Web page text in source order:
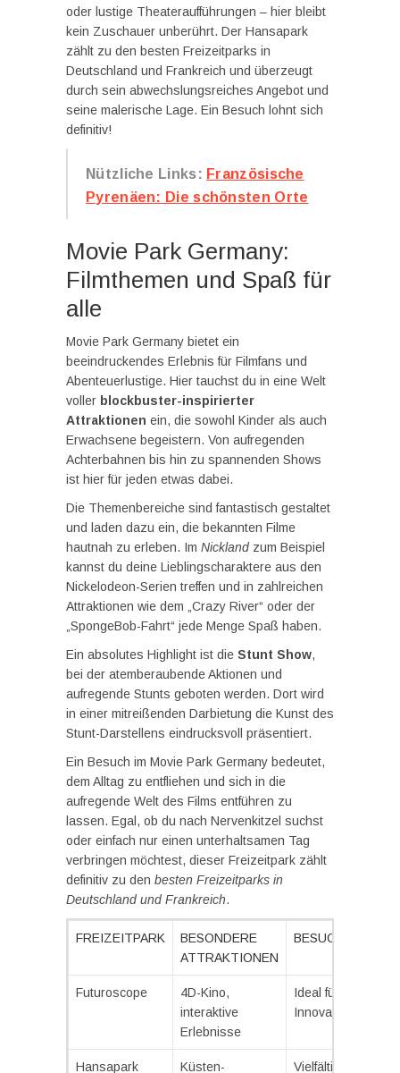
oder lustige Theateraufführungen – hier bleibt
kein Zuschauer unberührt. Der Hansapark
zählt zu den besten Freizeitparks in
Deutschland und Frankreich und überzeugt
durch sein abwechslungsreiches Angebot und
seine malerische Lage. Ein Besuch lohnt sich
definitiv!
Nützliche Links: Französische
Pyrenäen: Die schönsten Orte
Movie Park Germany:
Filmthemen und Spaß für
alle
Movie Park Germany bietet ein
beeindruckendes Erlebnis für Filmfans und
Abenteuerlustige. Hier tauchst du in eine Welt
voller blockbuster-inspirierter
Attraktionen ein, die sowohl Kinder als auch
Erwachsene begeistern. Von aufregenden
Achterbahnen bis hin zu spannenden Shows
ist hier für jeden etwas dabei.
Die Themenbereiche sind fantastisch gestaltet
und laden dazu ein, die bekannten Filme
hautnah zu erleben. Im Nickland zum Beispiel
kannst du deine Lieblingscharaktere aus den
Nickelodeon-Serien treffen und in zahlreichen
Attraktionen wie dem „Crazy River“ oder der
„SpongeBob-Fahrt“ jede Menge Spaß haben.
Ein absolutes Highlight ist die Stunt Show,
bei der atemberaubende Aktionen und
aufregende Stunts geboten werden. Dort wird
in einer mitreißenden Darbietung die Kunst des
Stunt-Darstellens eindrucksvoll präsentiert.
Ein Besuch im Movie Park Germany bedeutet,
dem Alltag zu entfliehen und sich in die
aufregende Welt des Films entführen zu
lassen. Egal, ob du nach Nervenkitzel suchst
oder einfach nur einen unterhaltsamen Tag
verbringen möchtest, dieser Freizeitpark zählt
definitiv zu den besten Freizeitparks in
Deutschland und Frankreich.
FREIZEITPARK
BESONDERE
ATTRAKTIONEN
Futuroscope
4D-Kino,
interaktive
Erlebnisse
Ideal für Technik-
Hansapark Küsten- Vielfältige